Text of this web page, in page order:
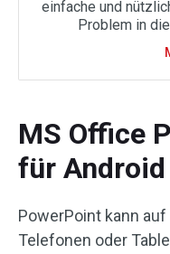
einfache und
Problem in
MS Office
für
PowerPoint kann
Telefonen oder